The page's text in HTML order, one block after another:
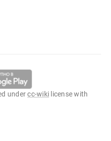
undercc-wiki license with